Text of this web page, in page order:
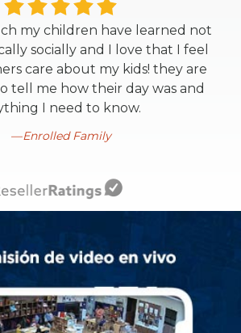
my children have learned not
socially and I love that I feel
care about my kids! they are
tell me how their day was and
I need to know.
Enrolled Family